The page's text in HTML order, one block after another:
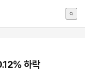
하락